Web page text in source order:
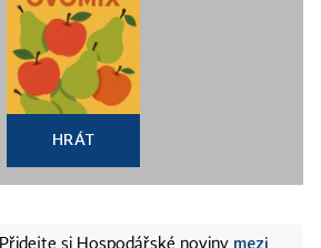
HRÁT
Přidejte si Hospodářské noviny mezi